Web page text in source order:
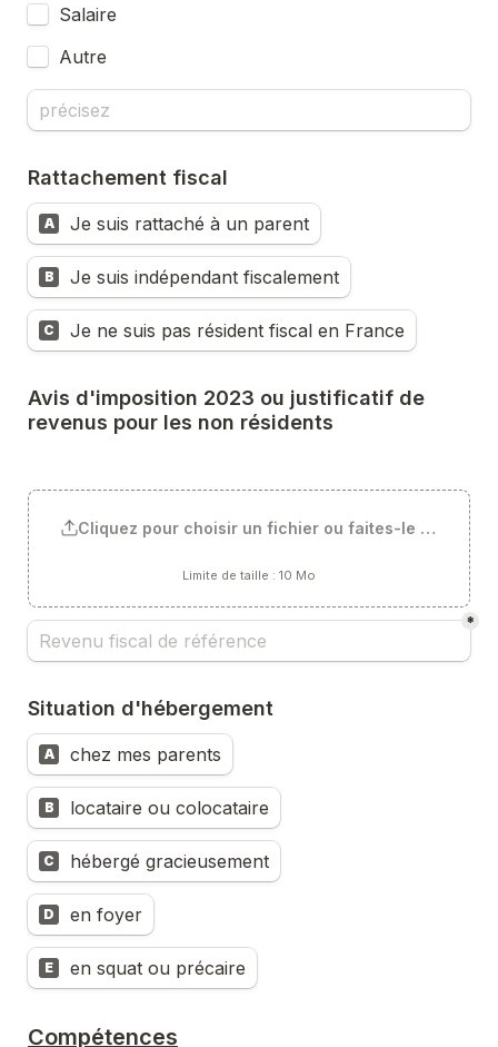
Salaire
Rattachement fiscal
A Je suis rattaché à un parent
B Je suis indépendant fiscalement
C Je ne suis pas résident fiscal en France
Avis d'imposition 2023 ou justificatif de
revenus pour les non résidents
Cliquez pour choisir un fichier ou faites-le glisser ici
Limite de taille : 10 Mo
*
Situation d'hébergement
A chez mes parents
B locataire ou colocataire
C hébergé gracieusement
D en foyer
E en squat ou précaire
Compétences